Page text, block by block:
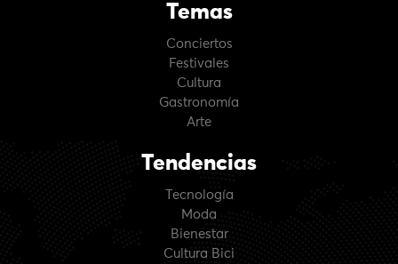
Temas
Conciertos
Festivales
Cultura
Gastronomía
Arte
Tendencias
Tecnología
Moda
Bienestar
Cultura Bici